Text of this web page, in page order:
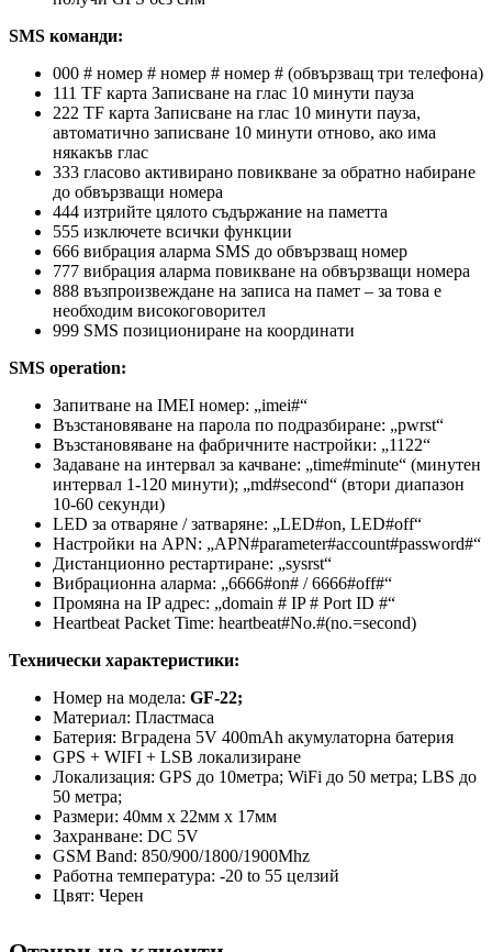
SMS команди:
000 # номер # номер # номер # (обвързващ три телефона)
111 TF карта Записване на глас 10 минути пауза
222 TF карта Записване на глас 10 минути пауза,
автоматично записване 10 минути отново, ако има
някакъв глас
333 гласово активирано повикване за обратно набиране
до обвързващи номера
444 изтрийте цялото съдържание на паметта
555 изключете всички функции
666 вибрация аларма SMS до обвързващ номер
777 вибрация аларма повикване на обвързващи номера
888 възпроизвеждане на записа на памет – за това е
необходим високоговорител
999 SMS позициониране на координати
SMS operation:
Запитване на IMEI номер: „imei#“
Възстановяване на парола по подразбиране: „pwrst“
Възстановяване на фабричните настройки: „1122“
Задаване на интервал за качване: „time#minute“ (минутен
интервал 1-120 минути); „md#second“ (втори диапазон
10-60 секунди)
LED за отваряне / затваряне: „LED#on, LED#off“
Настройки на APN: „APN#parameter#account#password#“
Дистанционно рестартиране: „sysrst“
Вибрационна аларма: „6666#on# / 6666#off#“
Промяна на IP адрес: „domain # IP # Port ID #“
Heartbeat Packet Time: heartbeat#No.#(no.=second)
Технически характеристики:
Номер на модела: GF-22;
Материал: Пластмаса
Батерия: Вградена 5V 400mAh акумулаторна батерия
GPS + WIFI + LSB локализиране
Локализация: GPS до 10метра; WiFi до 50 метра; LBS до
50 метра;
Размери: 40мм х 22мм х 17мм
Захранване: DC 5V
GSM Band: 850/900/1800/1900Mhz
Работна температура: -20 to 55 целзий
Цвят: Черен